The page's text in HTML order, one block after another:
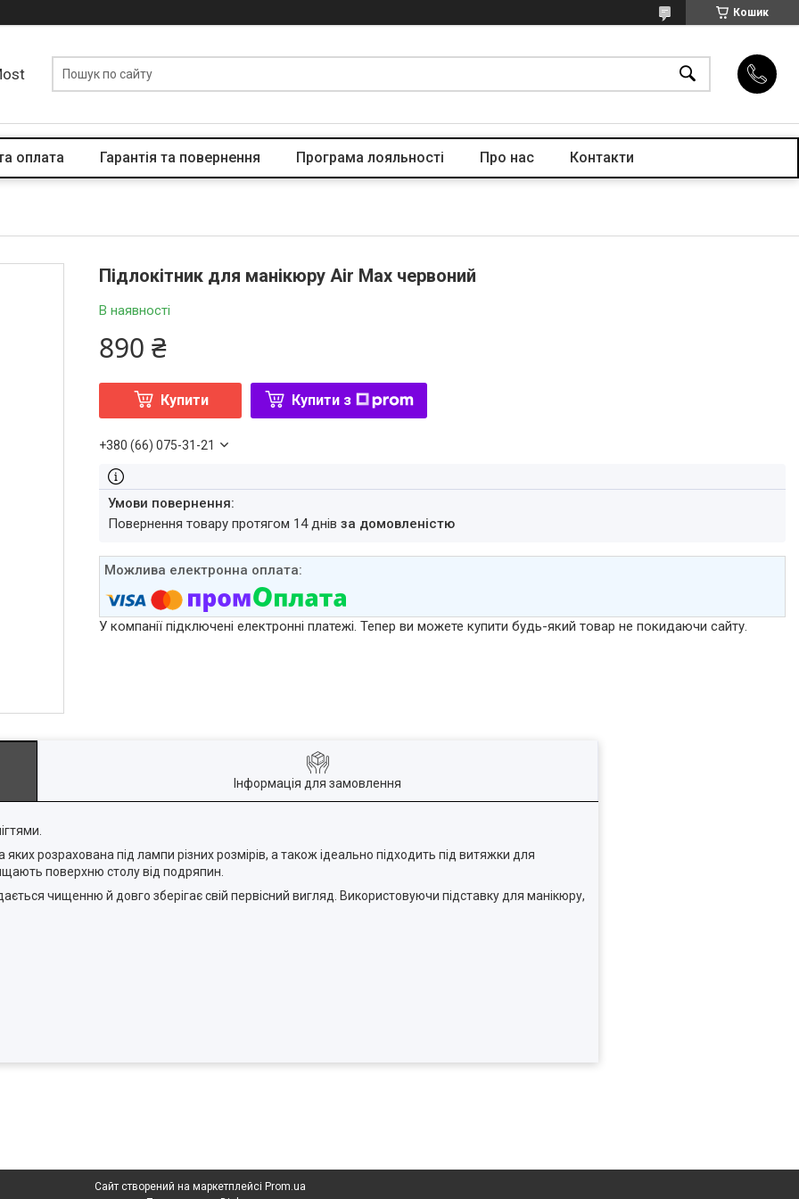
Кошик
оплата Гарантія та повернення Програма лояльності Про нас Контакти
Підлокітник для манікюру Air Max червоний
В наявності
890 ₴
Купити Купити з
+380 (66) 075-31-21
повернення товару протягом 14 днівза домовленістю
У компанії підключені електронні платежі. Тепер ви можете купити будь-який товар не покидаючи сайту.
Інформація для замовлення
розрахована під лампи різних розмірів, а також ідеально підходить під витяжки для
поверхню столу від подряпин.
чищенню й довго зберігає свій первісний вигляд. Використовуючи підставку для манікюру,
Сайт створений на маркетплейсі Prom.ua